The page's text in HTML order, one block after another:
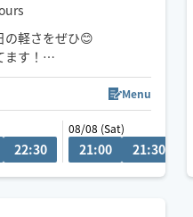
の軽さをぜひ😊
す！
るため、お返事が遅くな
Menu
22:30
08/08 (Sat)
21:00 21:30